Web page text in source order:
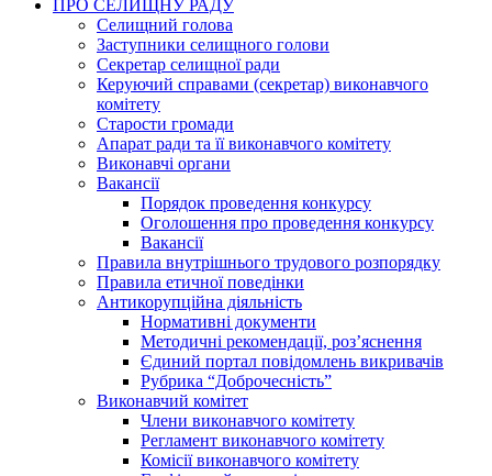
ПРО СЕЛИЩНУ РАДУ
Селищний голова
Заступники селищного голови
Секретар селищної ради
Керуючий справами (секретар) виконавчого
комітету
Старости громади
Апарат ради та її виконавчого комітету
Виконавчі органи
Вакансії
Порядок проведення конкурсу
Оголошення про проведення конкурсу
Вакансії
Правила внутрішнього трудового розпорядку
Правила етичної поведінки
Антикорупційна діяльність
Нормативні документи
Методичні рекомендації, роз’яснення
Єдиний портал повідомлень викривачів
Рубрика “Доброчесність”
Виконавчий комітет
Члени виконавчого комітету
Регламент виконавчого комітету
Комісії виконавчого комітету